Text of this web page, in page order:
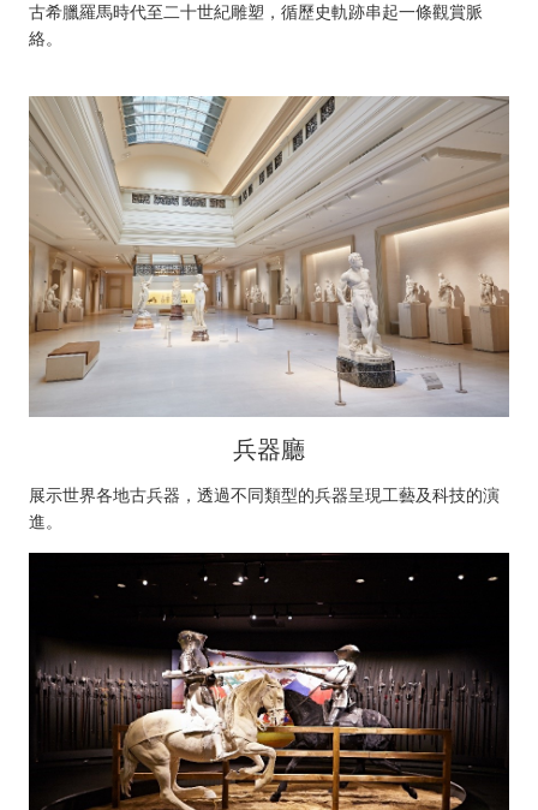
古希臘羅馬時代至二十世紀雕塑，循歷史軌跡串起一條觀賞脈
絡。
兵器廳
展示世界各地古兵器，透過不同類型的兵器呈現工藝及科技的演
進。